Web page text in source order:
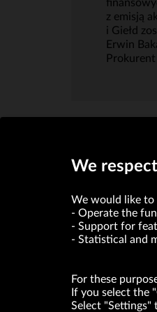
z emisją
i Giełd
Erwin
Prokurent
We
We would like to
Operate the
Support for
Statistical and
For these
If you select the
Select "Settings"